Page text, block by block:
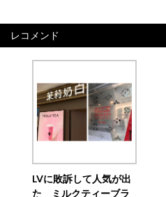
レコメンド
LVに敗訴して人気が出
た ミルクティーブラ